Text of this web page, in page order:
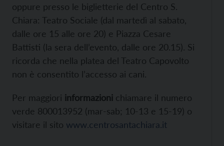
oppure presso le biglietterie del Centro S.
Chiara: Teatro Sociale (dal martedì al sabato,
dalle ore 15 alle ore 20) e Piazza Cesare
Battisti (la sera dell’evento, dalle ore 20.15). Si
ricorda che nella platea del Teatro Capovolto
non è consentito l’accesso ai cani.
Per maggiori informazioni chiamare il numero
verde 800013952 (mar-sab; 10-13 e 15-19) o
visitare il sito www.centrosantachiara.it